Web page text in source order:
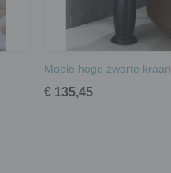
Mooie hoge zwarte kraan
€ 135,45